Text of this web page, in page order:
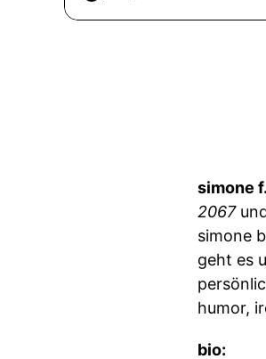
simone
2067
simone
geht es
humor,
bio: